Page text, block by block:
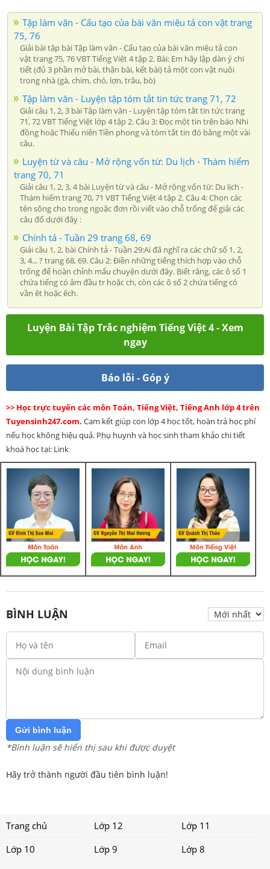
Tập làm văn - Cấu tạo của bài văn miêu tả con vật trang
75, 76
Giải bài tập bài Tập làm văn - Cấu tạo của bài văn miêu tả con
vật trang 75, 76 VBT Tiếng Việt 4 tập 2. Bài: Em hãy lập dàn ý chi
tiết (đủ 3 phần mở bài, thân bài, kết bài) tả một con vật nuôi
trong nhà (gà, chim, chó, lợn, trâu, bò)
Tập làm văn - Luyện tập tóm tắt tin tức trang 71, 72
Giải câu 1, 2, 3 bài Tập làm văn - Luyện tập tóm tắt tin tức trang
71, 72 VBT Tiếng Việt lớp 4 tập 2. Câu 3: Đọc một tin trên báo Nhi
đồng hoặc Thiếu niên Tiền phong và tóm tắt tin đó bằng một vài
câu.
Luyện từ và câu - Mở rộng vốn từ: Du lịch - Thám hiểm
trang 70, 71
Giải câu 1, 2, 3, 4 bài Luyện từ và câu - Mở rộng vốn từ: Du lịch -
Thám hiểm trang 70, 71 VBT Tiếng Việt 4 tập 2. Câu 4: Chọn các
tên sông cho trong ngoặc đơn rồi viết vào chỗ trống để giải các
câu đố dưới đây :
Chính tả - Tuần 29 trang 68, 69
Giải câu 1, 2, bài Chính tả - Tuần 29:Ai đã nghĩ ra các chữ số 1, 2,
3, 4... ? trang 68, 69. Câu 2: Điền những tiếng thích hợp vào chỗ
trống để hoàn chỉnh mẩu chuyện dưới đây. Biết rằng, các ô số 1
chứa tiếng có âm đầu tr hoặc ch, còn các ô số 2 chứa tiếng có
vần êt hoặc êch.
Luyện Bài Tập Trắc nghiệm Tiếng Việt 4 - Xem
ngay
Báo lỗi - Góp ý
>> Học trực tuyến các môn Toán, Tiếng Việt, Tiếng Anh lớp 4 trên
Tuyensinh247.com. Cam kết giúp con lớp 4 học tốt, hoàn trả học phí
nếu học không hiệu quả. Phụ huynh và học sinh tham khảo chi tiết
khoá học tại: Link
BÌNH LUẬN
Gửi bình luận
*Bình luận sẽ hiển thị sau khi được duyệt
Hãy trở thành người đầu tiên bình luận!
Trang chủ Lớp 12
Lớp 11
Lớp 10
Lớp 9
Lớp 8